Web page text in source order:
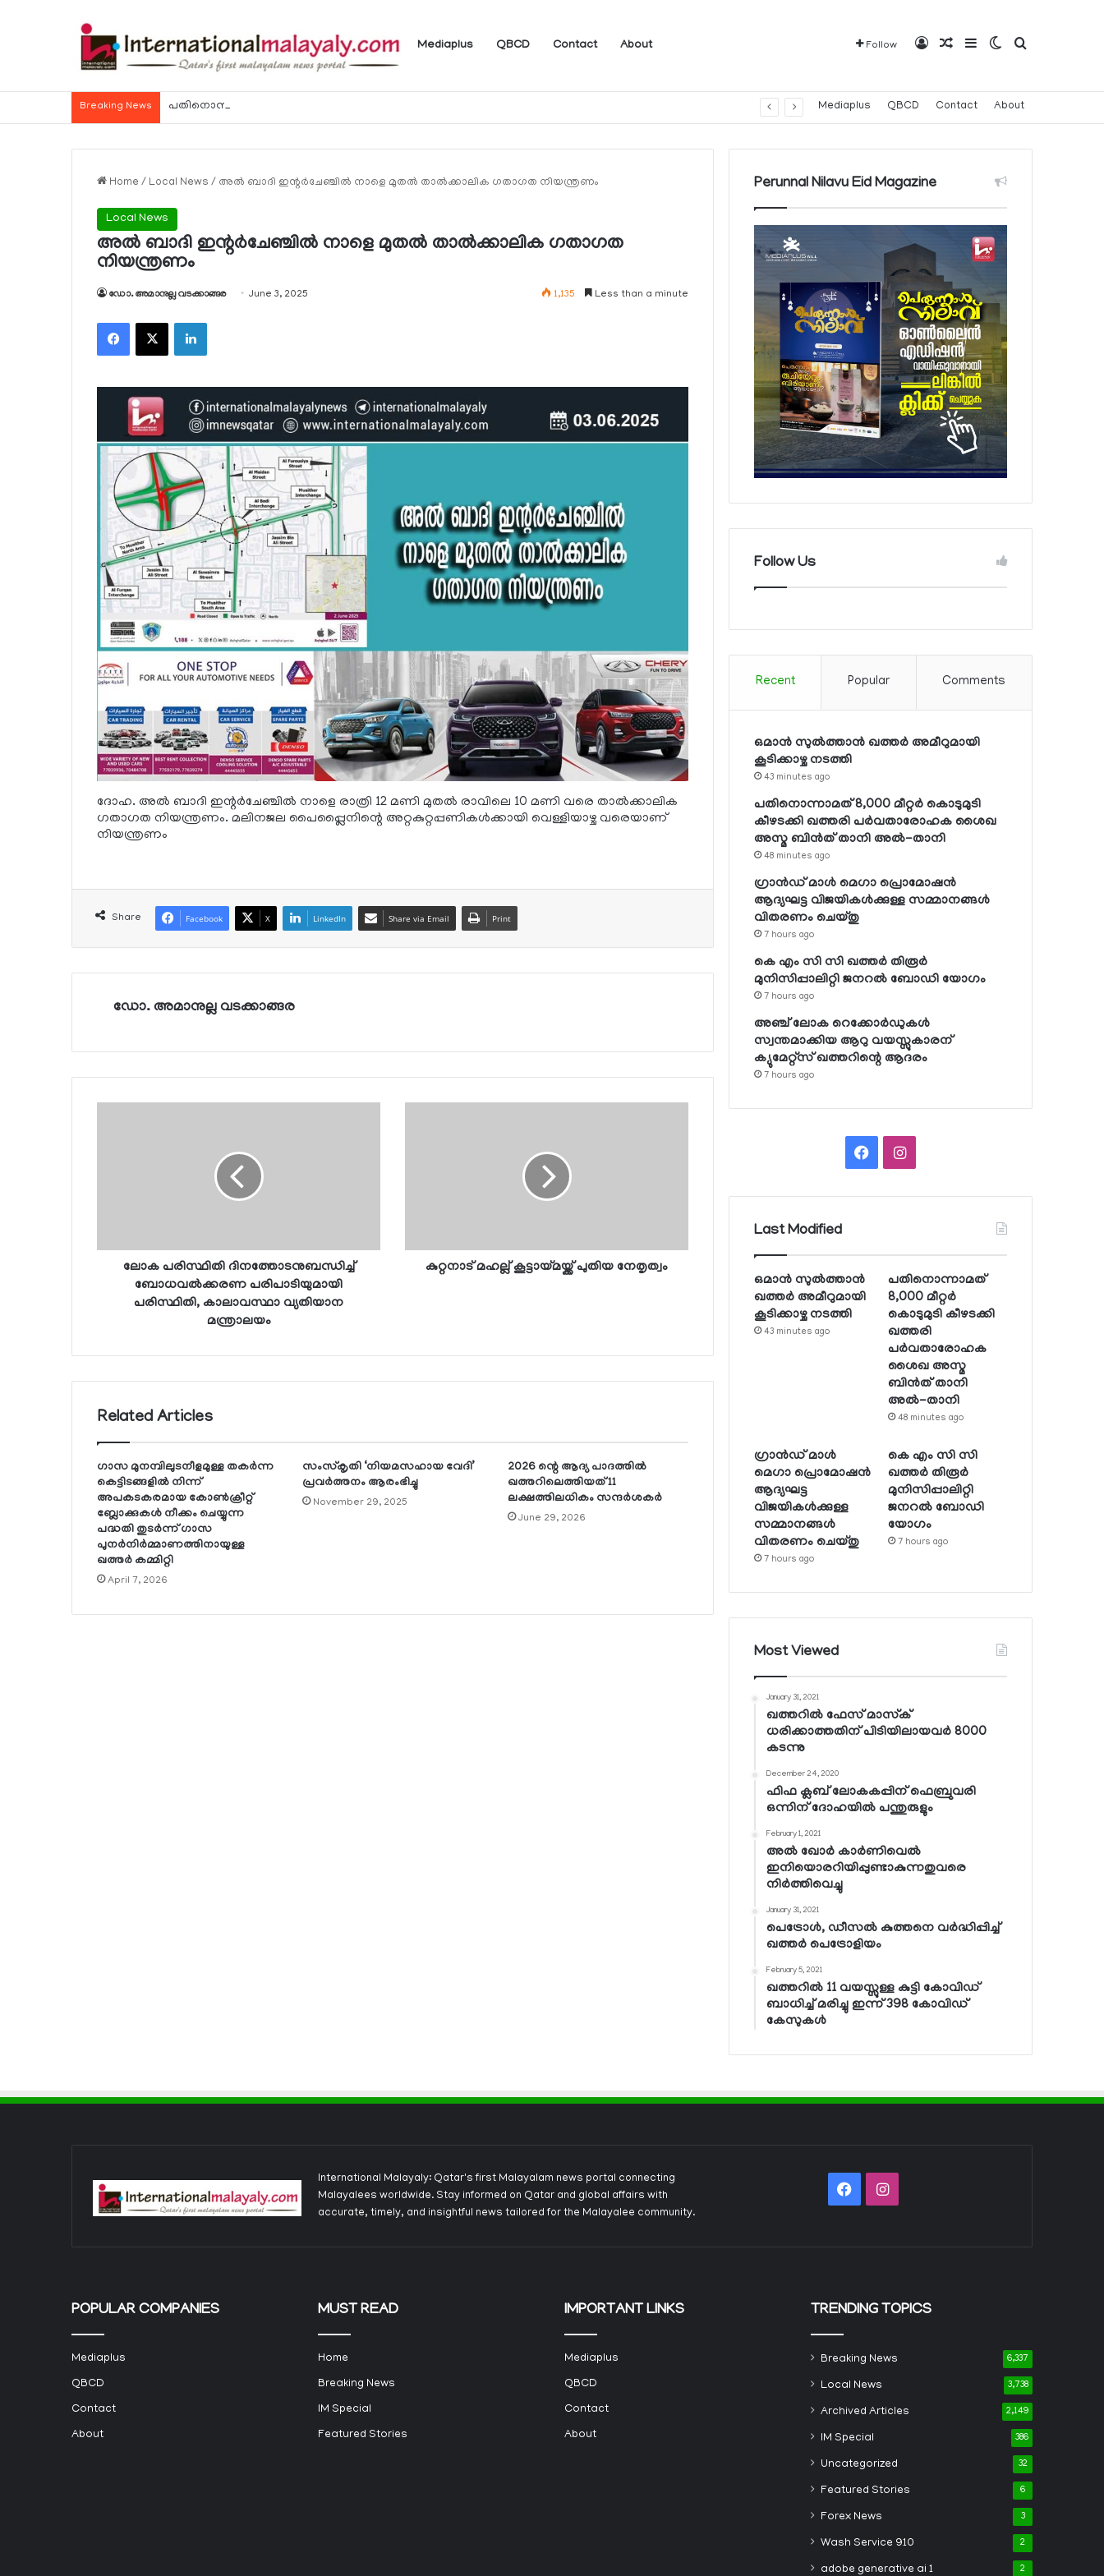
Mediaplus QBCD Contact About Follow Log InRandom Article
SidebarSwitch skin
Search for
Breaking News Mediaplus QBCD Contact About
Home / Local News / അല്‍ ബാദി ഇന്റര്‍ചേഞ്ചില്‍ നാളെ മുതല്‍ താല്‍ക്കാലിക ഗതാഗത നിയന്ത്രണം
Local News
അല്‍ ബാദി ഇന്റര്‍ചേഞ്ചില്‍ നാളെ മുതല്‍ താല്‍ക്കാലിക ഗതാഗത
നിയന്ത്രണം
ഡോ. അമാനുല്ല വടക്കാങ്ങര June 3, 2025 1,135 Less than a minute
Facebook
X LinkedIn
ദോഹ. അല്‍ ബാദി ഇന്റര്‍ചേഞ്ചില്‍ നാളെ രാത്രി 12 മണി മുതല്‍ രാവിലെ 10 മണി വരെ താല്‍ക്കാലിക
ഗതാഗത നിയന്ത്രണം. മലിനജല പൈപ്പ്ലൈനിന്റെ അറ്റകുറ്റപ്പണികള്‍ക്കായി വെള്ളിയാഴ്ച വരെയാണ്
നിയന്ത്രണം
Share Facebook X LinkedIn Share via Email Print
ഡോ. അമാനുല്ല വടക്കാങ്ങര
ലോക പരിസ്ഥിതി ദിനത്തോടനുബന്ധിച്ച്
ബോധവല്‍ക്കരണ പരിപാടിയുമായി
പരിസ്ഥിതി, കാലാവസ്ഥാ വ്യതിയാന
മന്ത്രാലയം
കുറ്റനാട് മഹല്ല് കൂട്ടായ്മയ്ക്ക് പുതിയ നേതൃത്വം
Related Articles
ഗാസ മുനമ്പിലുടനീളമുള്ള തകര്‍ന്ന
കെട്ടിടങ്ങളില്‍ നിന്ന്
അപകടകരമായ കോണ്‍ക്രീറ്റ്
ബ്ലോക്കുകള്‍ നീക്കം ചെയ്യുന്ന
പദ്ധതി തുടര്‍ന്ന് ഗാസ
പുനര്‍നിര്‍മ്മാണത്തിനായുള്ള
ഖത്തര്‍ കമ്മിറ്റി
April 7, 2026
സംസ്‌കൃതി ‘നിയമസഹായ വേദി’
പ്രവര്‍ത്തനം ആരംഭിച്ചു
November 29, 2025
2026 ന്റെ ആദ്യ പാദത്തില്‍
ഖത്തറിലെത്തിയത് 11
ലക്ഷത്തിലധികം സന്ദര്‍ശകര്‍
June 29, 2026
Perunnal Nilavu Eid Magazine
Follow Us
Recent Popular Comments
ഒമാന്‍ സുല്‍ത്താന്‍ ഖത്തര്‍ അമീറുമായി
കൂടിക്കാഴ്ച നടത്തി
43 minutes ago
പതിനൊന്നാമത് 8,000 മീറ്റര്‍ കൊടുമുടി
കീഴടക്കി ഖത്തരി പര്‍വതാരോഹക ശൈഖ
അസ്മ ബിന്‍ത് താനി അല്‍-താനി
48 minutes ago
ഗ്രാന്‍ഡ് മാള്‍ മെഗാ പ്രൊമോഷന്‍
ആദ്യഘട്ട വിജയികള്‍ക്കുള്ള സമ്മാനങ്ങള്‍
വിതരണം ചെയ്തു
7 hours ago
കെ എം സി സി ഖത്തര്‍ തിരൂര്‍
മുനിസിപ്പാലിറ്റി ജനറല്‍ ബോഡി യോഗം
7 hours ago
അഞ്ച് ലോക റെക്കോര്‍ഡുകള്‍
സ്വന്തമാക്കിയ ആറു വയസ്സുകാരന്
ക്യുമേറ്റ്‌സ് ഖത്തറിന്റെ ആദരം
7 hours ago
FacebookInstagram
Last Modified
ഒമാന്‍ സുല്‍ത്താന്‍
ഖത്തര്‍ അമീറുമായി
കൂടിക്കാഴ്ച നടത്തി
43 minutes ago
പതിനൊന്നാമത്
8,000 മീറ്റര്‍
കൊടുമുടി കീഴടക്കി
ഖത്തരി
പര്‍വതാരോഹക
ശൈഖ അസ്മ
ബിന്‍ത് താനി
അല്‍-താനി
48 minutes ago
ഗ്രാന്‍ഡ് മാള്‍
മെഗാ പ്രൊമോഷന്‍
ആദ്യഘട്ട
വിജയികള്‍ക്കുള്ള
സമ്മാനങ്ങള്‍
വിതരണം ചെയ്തു
7 hours ago
കെ എം സി സി
ഖത്തര്‍ തിരൂര്‍
മുനിസിപ്പാലിറ്റി
ജനറല്‍ ബോഡി
യോഗം
7 hours ago
Most Viewed
January 31, 2021
ഖത്തറില്‍ ഫേസ് മാസ്‌ക്
ധരിക്കാത്തതിന് പിടിയിലായവര്‍ 8000
കടന്നു
December 24, 2020
ഫിഫ ക്ലബ് ലോകകപ്പിന് ഫെബ്രുവരി
ഒന്നിന് ദോഹയില്‍ പന്തുരുളും
February 1, 2021
അല്‍ ഖോര്‍ കാര്‍ണിവെല്‍
ഇനിയൊരറിയിപ്പുണ്ടാകുന്നതുവരെ
നിര്‍ത്തിവെച്ചു
January 31, 2021
പെട്രോള്‍, ഡീസല്‍ കുത്തനെ വര്‍ദ്ധിപ്പിച്ച്
ഖത്തര്‍ പെട്രോളിയം
February 5, 2021
ഖത്തറില്‍ 11 വയസ്സുള്ള കുട്ടി കോവിഡ്
ബാധിച്ച് മരിച്ചു ഇന്ന് 398 കോവിഡ്
കേസുകള്‍
International Malayaly: Qatar's first Malayalam news portal connecting
Malayalees worldwide. Stay informed on Qatar and global affairs with
accurate, timely, and insightful news tailored for the Malayalee community.
FacebookInstagram
POPULAR COMPANIES
Mediaplus
QBCD
Contact
About
MUST READ
Home
Breaking News
IM Special
Featured Stories
IMPORTANT LINKS
Mediaplus
QBCD
Contact
About
TRENDING TOPICS
Breaking News 6,337
Local News 3,738
Archived Articles 2,149
IM Special 386
Uncategorized 32
Featured Stories 6
Forex News 3
Wash Service 910 2
adobe generative ai 1 2